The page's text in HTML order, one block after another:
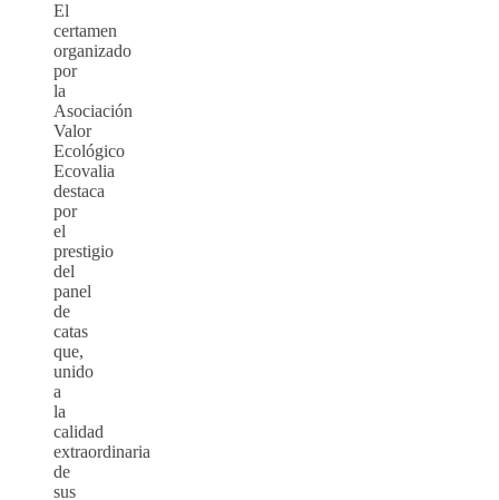
El
certamen
organizado
por
la
Asociación
Valor
Ecológico
Ecovalia
destaca
por
el
prestigio
del
panel
de
catas
que,
unido
a
la
calidad
extraordinaria
de
sus